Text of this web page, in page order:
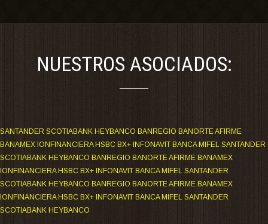
NUESTROS ASOCIADOS:
SANTANDER SCOTIABANK HEYBANCO BANREGIO BANORTE AFIRME
BANAMEX IONFINANCIERA HSBC BX+ INFONAVIT BANCA MIFEL SANTANDER
SCOTIABANK HEYBANCO BANREGIO BANORTE AFIRME BANAMEX
IONFINANCIERA HSBC BX+ INFONAVIT BANCA MIFEL SANTANDER
SCOTIABANK HEYBANCO BANREGIO BANORTE AFIRME BANAMEX
IONFINANCIERA HSBC BX+ INFONAVIT BANCA MIFEL SANTANDER
SCOTIABANK HEYBANCO